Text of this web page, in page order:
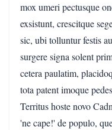
mox umeri pectusque
exsistunt, crescitque
sic, ubi tolluntur festis
surgere signa solent
cetera paulatim,
tota patent imoque
Territus hoste novo
'ne cape!' de populo,